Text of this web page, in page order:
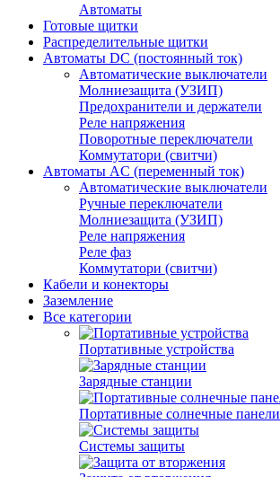
Автоматы
Готовые щитки
Распределительные щитки
Автоматы DC (постоянный ток)
Автоматические выключатели
Молниезащита (УЗИП)
Предохранители и держатели
Реле напряжения
Поворотные переключатели
Коммутатори (свитчи)
Автоматы AC (переменный ток)
Автоматические выключатели
Ручные переключатели
Молниезащита (УЗИП)
Реле напряжения
Реле фаз
Коммутатори (свитчи)
Кабели и конекторы
Заземление
Все категории
Портативные устройства
Зарядные станции
Портативные солнечные панели
Системы защиты